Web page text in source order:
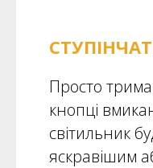
Просто
кнопці
світильник
яскравішим